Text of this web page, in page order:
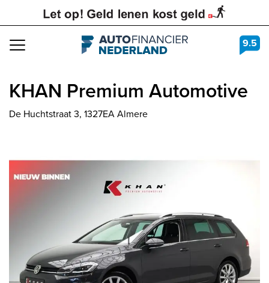
Navigation 9.5
KHAN Premium Automotive
De Huchtstraat 3, 1327EA Almere